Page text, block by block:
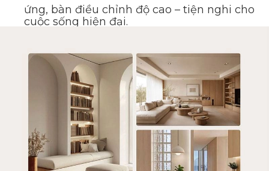
ứng, bàn điều chỉnh độ cao – tiện nghi cho
cuộc sống hiện đại.